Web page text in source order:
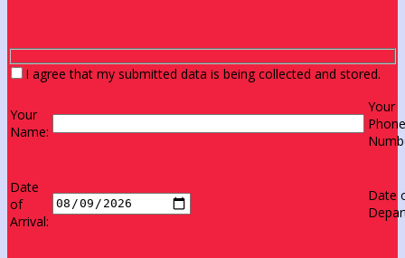
I agree that my submitted data is being collected and stored.
Your
Name:
Your
Phone
Date
of
Arrival:
Date